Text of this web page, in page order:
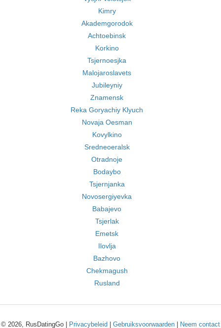
Kimry
Akademgorodok
Achtoebinsk
Korkino
Tsjernoesjka
Malojaroslavets
Jubileyniy
Znamensk
Reka Goryachiy Klyuch
Novaja Oesman
Kovylkino
Sredneoeralsk
Otradnoje
Bodaybo
Tsjernjanka
Novosergiyevka
Babajevo
Tsjerlak
Emetsk
Ilovlja
Bazhovo
Chekmagush
Rusland
© 2026, RusDatingGo | Privacybeleid Gebruiksvoorwaarden Neem contact